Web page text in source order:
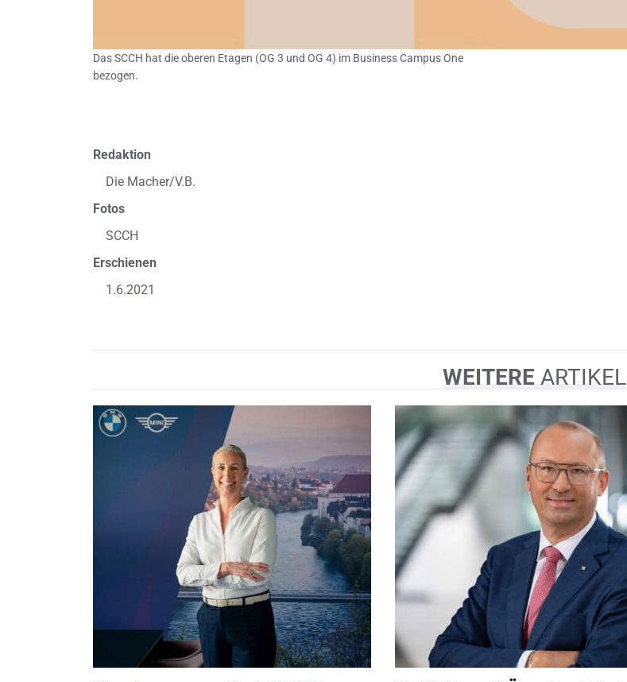
Das SCCH hat die oberen Etagen (OG 3 und OG 4) im Business Campus One
bezogen.
Redaktion
Die Macher/V.B.
Fotos
SCCH
Erschienen
1.6.2021
WEITERE ARTIKEL